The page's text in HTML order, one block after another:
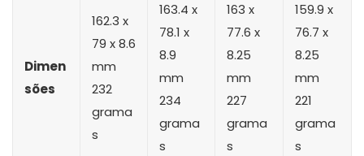
Dimen
sões
162.3 x
79 x 8.6
mm
232
grama
s
163.4 x
78.1 x
8.9
mm
234
grama
s
163 x
77.6 x
8.25
mm
227
grama
s
159.9 x
76.7 x
8.25
mm
221
grama
s